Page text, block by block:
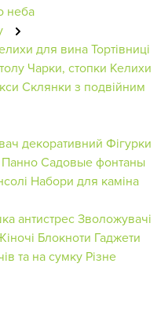
неба
для винаТортівниці
Чарки, стопки Келихи
Склянки з подвійним
декоративний Фігурки
ПанноСадовые фонтаны
Набори для каміна
антистресЗволожувачі
Блокноти Гаджети
та на сумку Різне